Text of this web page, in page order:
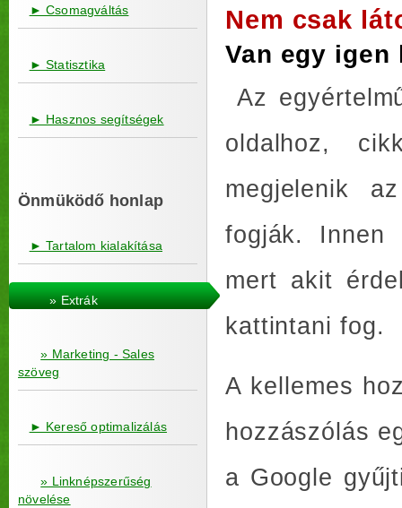
► Csomagváltás
► Statisztika
► Hasznos segítségek
Önmüködő honlap
► Tartalom kialakítása
» Extrák
» Marketing - Sales
szöveg
► Kereső optimalizálás
» Linknépszerűség
növelése
Nem csak
Van egy igen
Az
oldalhoz,
megjelenik
fogják. Innen
mert akit
kattintani fog.
A kellemes
hozzászólás
a Google